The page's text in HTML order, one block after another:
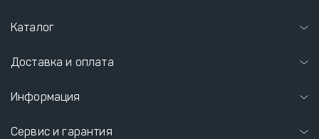
Каталог
Доставка и оплата
Информация
Сервис и гарантия